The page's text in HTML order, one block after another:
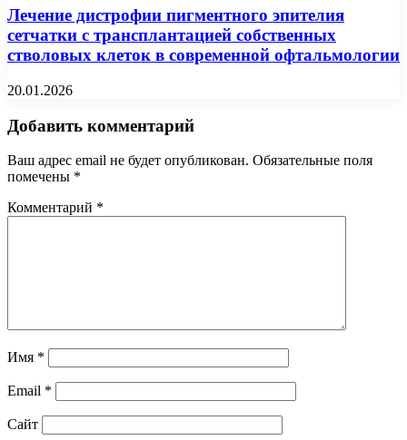
Лечение дистрофии пигментного эпителия
сетчатки с трансплантацией собственных
стволовых клеток в современной офтальмологии
20.01.2026
Добавить комментарий
Ваш адрес email не будет опубликован. Обязательные поля
помечены *
Комментарий *
Имя *
Email *
Сайт